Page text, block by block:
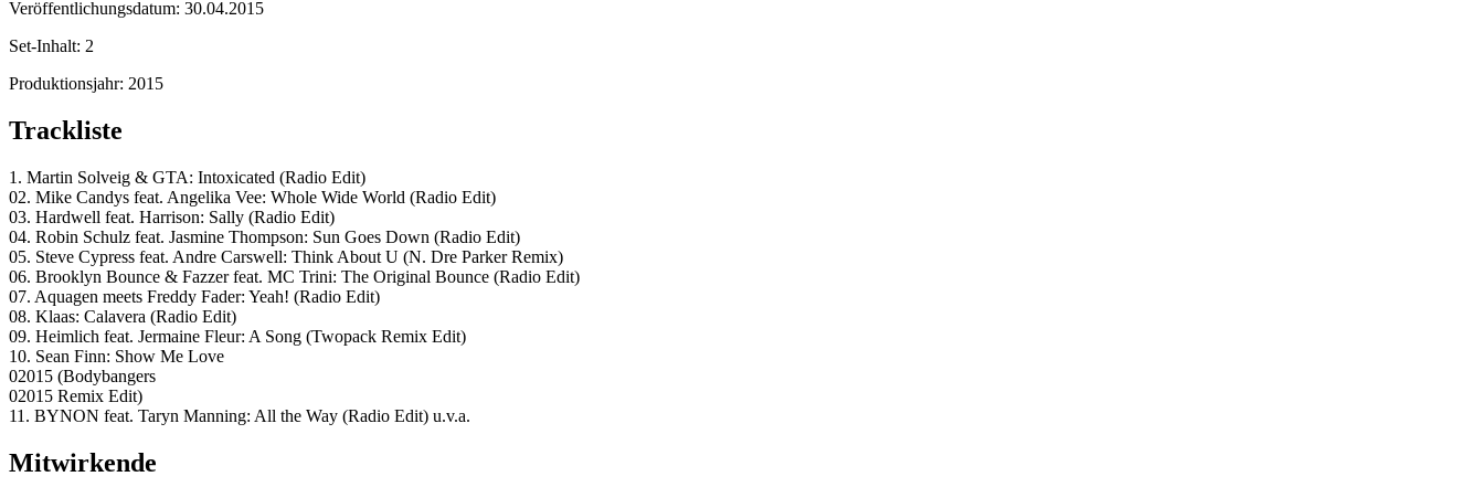
Veröffentlichungsdatum: 30.04.2015
Set-Inhalt: 2
Produktionsjahr: 2015
Trackliste
1. Martin Solveig & GTA: Intoxicated (Radio Edit)
02. Mike Candys feat. Angelika Vee: Whole Wide World (Radio Edit)
03. Hardwell feat. Harrison: Sally (Radio Edit)
04. Robin Schulz feat. Jasmine Thompson: Sun Goes Down (Radio Edit)
05. Steve Cypress feat. Andre Carswell: Think About U (N. Dre Parker Remix)
06. Brooklyn Bounce & Fazzer feat. MC Trini: The Original Bounce (Radio Edit)
07. Aquagen meets Freddy Fader: Yeah! (Radio Edit)
08. Klaas: Calavera (Radio Edit)
09. Heimlich feat. Jermaine Fleur: A Song (Twopack Remix Edit)
10. Sean Finn: Show Me Love
02015 (Bodybangers
02015 Remix Edit)
11. BYNON feat. Taryn Manning: All the Way (Radio Edit) u.v.a.
Mitwirkende